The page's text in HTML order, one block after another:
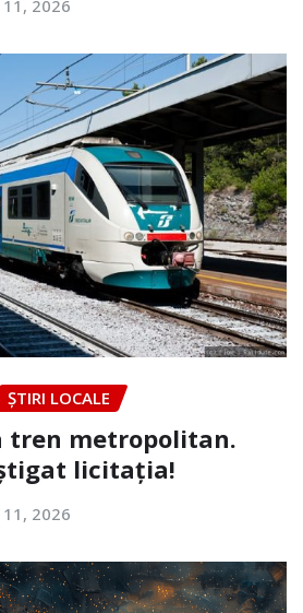
2026
ȘTIRI LOCALE
tren metropolitan.
licitația!
2026